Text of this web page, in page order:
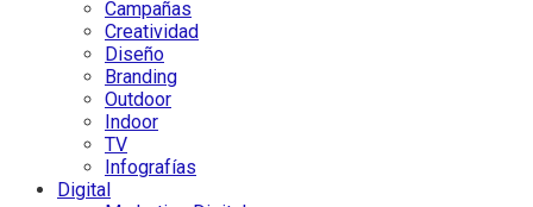
Campañas
Creatividad
Diseño
Branding
Outdoor
Indoor
TV
Infografías
Digital